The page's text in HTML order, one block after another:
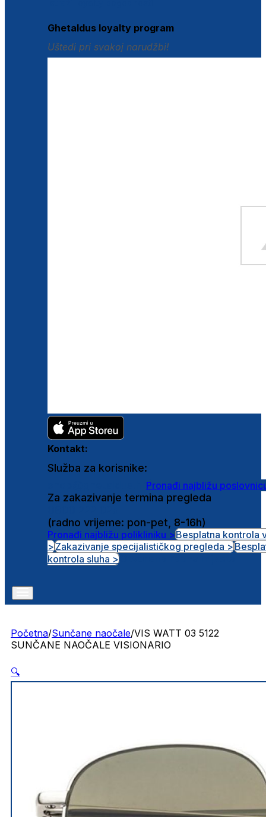
Ghetaldus loyalty program
Uštedi pri svakoj narudžbi!
Kontakt:
Služba za korisnike:
Pronađi najbližu
Za zakazivanje termina pregleda
(radno vrijeme: pon-pet, 8-16h)
Pronađi najbližu polikliniku >Besplatna kontrola
>Zakazivanje specijalističkog pregleda >
kontrola sluha >
Početna/Sunčane naočale/VIS WATT 03 5122
SUNČANE NAOČALE VISIONARIO
🔍